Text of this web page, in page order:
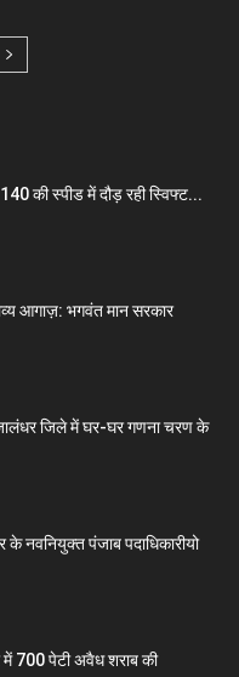
की स्पीड में दौड़ रही स्विफ्ट...
आगाज़: भगवंत मान सरकार
जिले में घर-घर गणना चरण के
नवनियुक्त पंजाब पदाधिकारीयो
700 पेटी अवैध शराब की